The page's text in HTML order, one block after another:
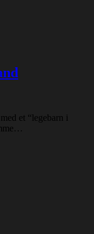
et “legebarn i